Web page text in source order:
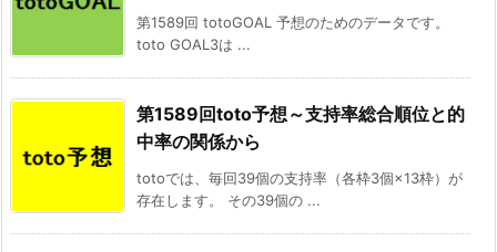
第1589回 totoGOAL 予想のためのデータです。
toto GOAL3は ...
第1589回toto予想～支持率総合順位と的
中率の関係から
totoでは、毎回39個の支持率（各枠3個×13枠）が
存在します。 その39個の ...